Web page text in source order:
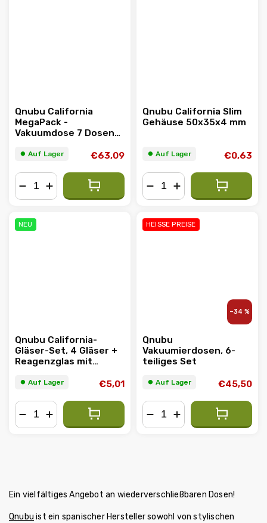
Qnubu California
MegaPack -
Vakuumdose 7 Dosen
⏺︎ Auf Lager €63,09
Qnubu California Slim
Gehäuse 50x35x4 mm
⏺︎ Auf Lager €0,63
NEU
Qnubu California-
Gläser-Set, 4 Gläser +
Reagenzglas mit
⏺︎ Auf Lager €5,01
HEISSE PREISE
–34 %
Qnubu
Vakuumierdosen, 6-
teiliges Set
⏺︎ Auf Lager €45,50
Ein vielfältiges Angebot an wiederverschließbaren Dosen!
Qnubu ist ein spanischer Hersteller sowohl von stylischen